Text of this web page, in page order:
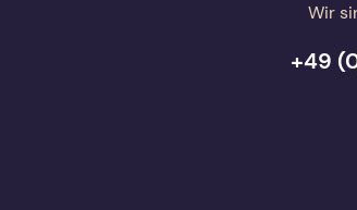
Wir
+49